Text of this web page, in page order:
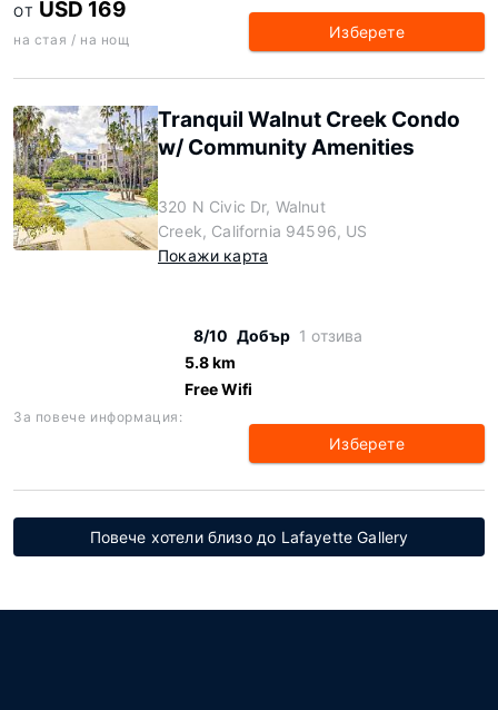
ОТ USD 169
на стая / на нощ Изберете
Tranquil Walnut Creek Condo
w/ Community Amenities
320 N Civic Dr, Walnut
Creek, California 94596, US
Покажи карта
8/10 Добър 1 отзива
5.8 km
Free Wifi
За повече информация:
Изберете
Повече хотели близо до Lafayette Gallery